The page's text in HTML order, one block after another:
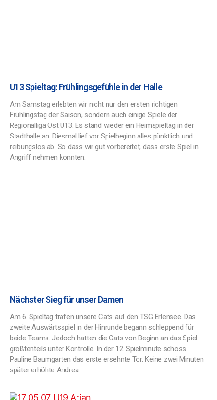
U13 Spieltag: Frühlingsgefühle in der Halle
Am Samstag erlebten wir nicht nur den ersten richtigen
Frühlingstag der Saison, sondern auch einige Spiele der
Regionalliga Ost U13. Es stand wieder ein Heimspieltag in der
Stadthalle an. Diesmal lief vor Spielbeginn alles pünktlich und
reibungslos ab. So dass wir gut vorbereitet, dass erste Spiel in
Angriff nehmen konnten.
Nächster Sieg für unser Damen
Am 6. Spieltag trafen unsere Cats auf den TSG Erlensee. Das
zweite Auswärtsspiel in der Hinrunde begann schleppend für
beide Teams. Jedoch hatten die Cats von Beginn an das Spiel
größtenteils unter Kontrolle. In der 12. Spielminute schoss
Pauline Baumgarten das erste ersehnte Tor. Keine zwei Minuten
später erhöhte Andrea